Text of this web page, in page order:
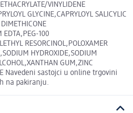
VINYLIDENE
GLYCINE,CAPRYLOYL SALICYLIC
EDTA,PEG-100
RESORCINOL,POLOXAMER
HYDROXIDE,SODIUM
GUM,ZINC
Navedeni sastojci u online trgovini
na pakiranju.